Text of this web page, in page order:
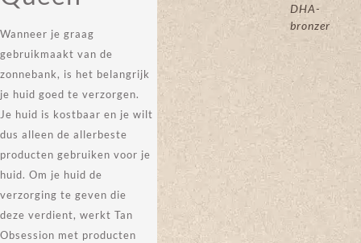
Wanneer je graag
gebruikmaakt van de
zonnebank, is het belangrijk
je huid goed te verzorgen.
Je huid is kostbaar en je wilt
dus alleen de allerbeste
producten gebruiken voor je
huid. Om je huid de
verzorging te geven die
deze verdient, werkt Tan
Obsession met producten
DHA-
bronzer